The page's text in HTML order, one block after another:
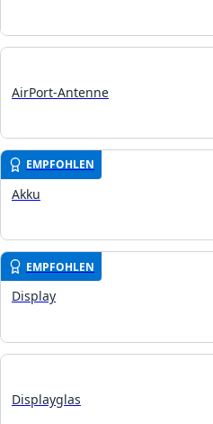
AirPort-Antenne
EMPFOHLEN
Akku
EMPFOHLEN
Display
Displayglas